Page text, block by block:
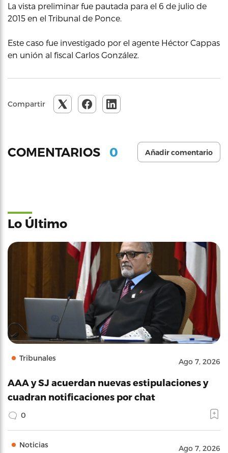
La vista preliminar fue pautada para el 6 de julio de
2015 en el Tribunal de Ponce.
Este caso fue investigado por el agente Héctor Cappas
en unión al fiscal Carlos González.
Compartir
COMENTARIOS 0 Añadir comentario
Lo Último
Tribunales Ago 7, 2026
AAA y SJ acuerdan nuevas estipulaciones y
cuadran notificaciones por chat
0
Noticias Ago 7, 2026